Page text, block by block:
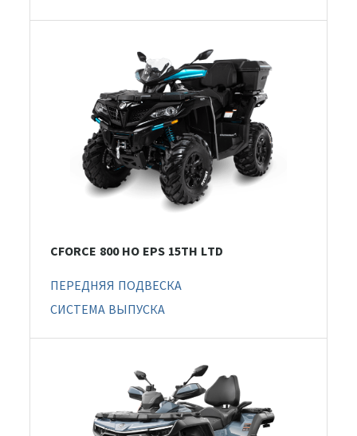
CFORCE 800 HO EPS 15TH LTD
ПЕРЕДНЯЯ ПОДВЕСКА
СИСТЕМА ВЫПУСКА